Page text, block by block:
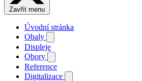
Zavřít menu
Úvodní stránka
Obaly
Displeje
Obory
Reference
Digitalizace